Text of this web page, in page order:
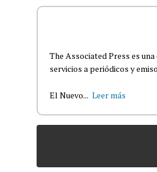
The Associated Press es
servicios a periódicos y
El Nuevo... Leer más